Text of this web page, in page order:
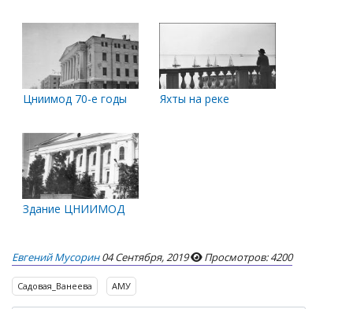
Цниимод 70-е годы Яхты на реке
Здание ЦНИИМОД
Евгений Мусорин 04 Сентября, 2019 Просмотров: 4200
Садовая_Ванеева АМУ